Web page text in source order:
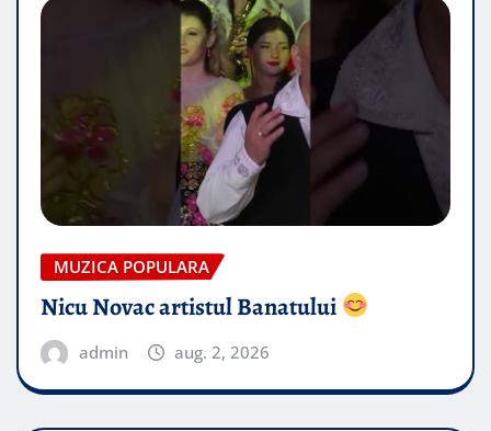
MUZICA POPULARA
Nicu Novac artistul Banatului
admin aug. 2, 2026